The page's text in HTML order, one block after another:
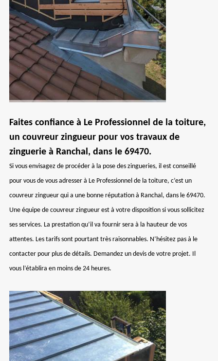
Faites confiance à Le Professionnel de la toiture,
un couvreur zingueur pour vos travaux de
zinguerie à Ranchal, dans le 69470.
Si vous envisagez de procéder à la pose des zingueries, il est conseillé
pour vous de vous adresser à Le Professionnel de la toiture, c’est un
couvreur zingueur qui a une bonne réputation à Ranchal, dans le 69470.
Une équipe de couvreur zingueur est à votre disposition si vous sollicitez
ses services. La prestation qu’il va fournir sera à la hauteur de vos
attentes. Les tarifs sont pourtant très raisonnables. N’hésitez pas à le
contacter pour plus de détails. Demandez un devis de votre projet. Il
vous l’établira en moins de 24 heures.